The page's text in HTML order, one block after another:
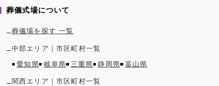
葬儀式場について
葬儀場を探す 一覧
中部エリア｜市区町村一覧
愛知県
岐阜県 三重県 静岡県 富山県
関西エリア｜市区町村一覧